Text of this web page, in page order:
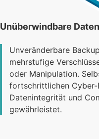
Unüberwindbare
Unveränderbare
mehrstufige
oder Manipulation.
fortschrittlichen Cyber-
Datenintegrität und
gewährleistet.